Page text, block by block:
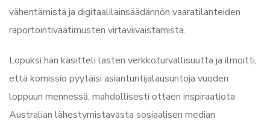
vähentämistä ja digitaalilainsäädännön vaaratilanteiden
raportointivaatimusten virtaviivaistamista.
Lopuksi hän käsitteli lasten verkkoturvallisuutta ja ilmoitti,
että komissio pyytäisi asiantuntijalausuntoja vuoden
loppuun mennessä, mahdollisesti ottaen inspiraatiota
Australian lähestymistavasta sosiaalisen median